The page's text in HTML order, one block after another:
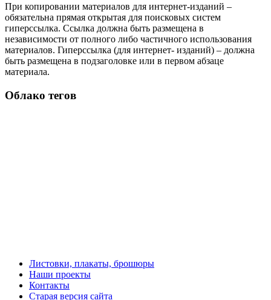
При копировании материалов для интернет-изданий –
обязательна прямая открытая для поисковых систем
гиперссылка. Ссылка должна быть размещена в
независимости от полного либо частичного использования
материалов. Гиперссылка (для интернет- изданий) – должна
быть размещена в подзаголовке или в первом абзаце
материала.
Облако тегов
Листовки, плакаты, брошюры
Наши проекты
Контакты
Старая версия сайта